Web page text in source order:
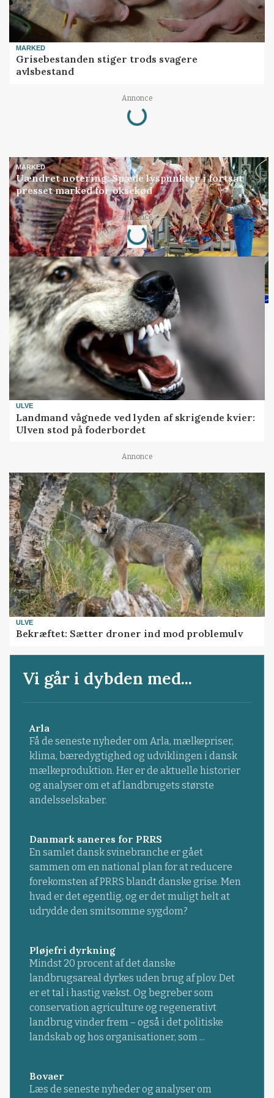
MARKED
Grisebestanden stiger trods svagere
avlsbestand
Annonce
Loading...
MARKED
Uændret notering: Spæde lyspunkter i fortsat
presset marked for oksekød
Annonce
Loading...
ULVE
Landmand vågnede ved lyden af skrigende kvier:
Ulven stod på foderbordet
Annonce
ULVE
Bekræftet: Sætter droner ind mod problemulv
Vi går i dybden med...
Arla
Få de seneste nyheder om Arla, mælkepriser,
klima, bæredygtighed og udviklingen i dansk
mælkeproduktion. Her er de aktuelle historier
og analyser om et af landbrugets største
andelsselskaber.
Danmark saneres for PRRS
En samlet dansk svinebranche er gået
sammen om en national plan for at reducere
forekomsten af PRRS blandt danske grise. Men
hvad er det egentlig, og er det muligt helt at
udrydde den smitsomme sygdom?
Pløjefri dyrkning
Mindst 20 procent af det danske
landbrugsareal dyrkes uden brug af plov. Det
er et tal i hastig vækst. Og begreber som
conservation agriculture og regenerativt
landbrug vinder frem – også i det politiske
landskab og hos organisationer, som ...
Bovaer
Læs de seneste nyheder og analyser om